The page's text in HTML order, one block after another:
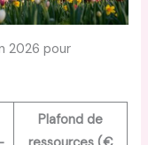
2026 pour
Plafond de